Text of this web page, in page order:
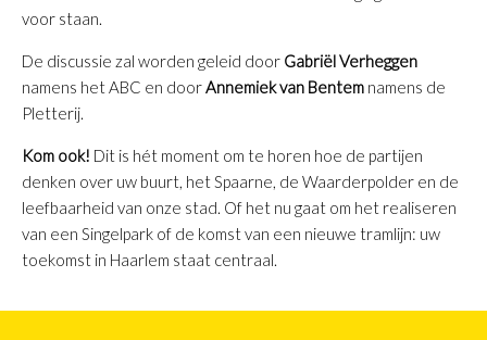
voor staan.
De discussie zal worden geleid door Gabriël Verheggen
namens het ABC en doorAnnemiek van Bentem namens de
Pletterij.
Kom ook! Dit is hét moment om te horen hoe de partijen
denken over uw buurt, het Spaarne, de Waarderpolder en de
leefbaarheid van onze stad. Of het nu gaat om het realiseren
van een Singelpark of de komst van een nieuwe tramlijn: uw
toekomst in Haarlem staat centraal.